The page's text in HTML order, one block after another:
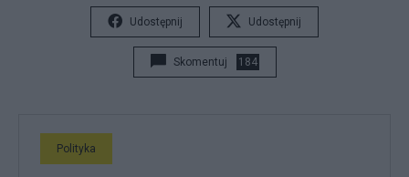
Udostępnij Udostępnij
Skomentuj 184
Polityka